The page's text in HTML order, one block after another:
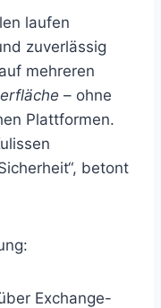
laufen
zuverlässig
mehreren
– ohne
Plattformen.
betont
Exchange-